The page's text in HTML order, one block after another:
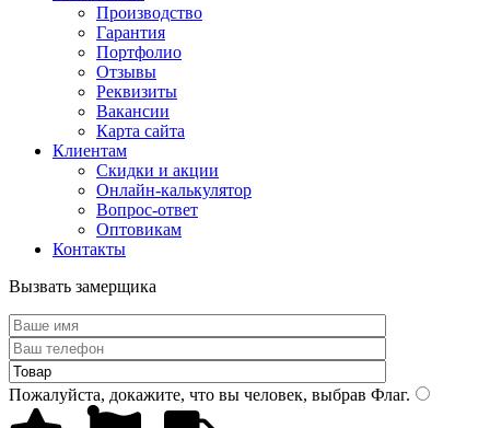
Производство
Гарантия
Портфолио
Отзывы
Реквизиты
Вакансии
Карта сайта
Клиентам
Скидки и акции
Онлайн-калькулятор
Вопрос-ответ
Оптовикам
Контакты
Вызвать замерщика
Пожалуйста, докажите, что вы человек, выбрав Флаг.